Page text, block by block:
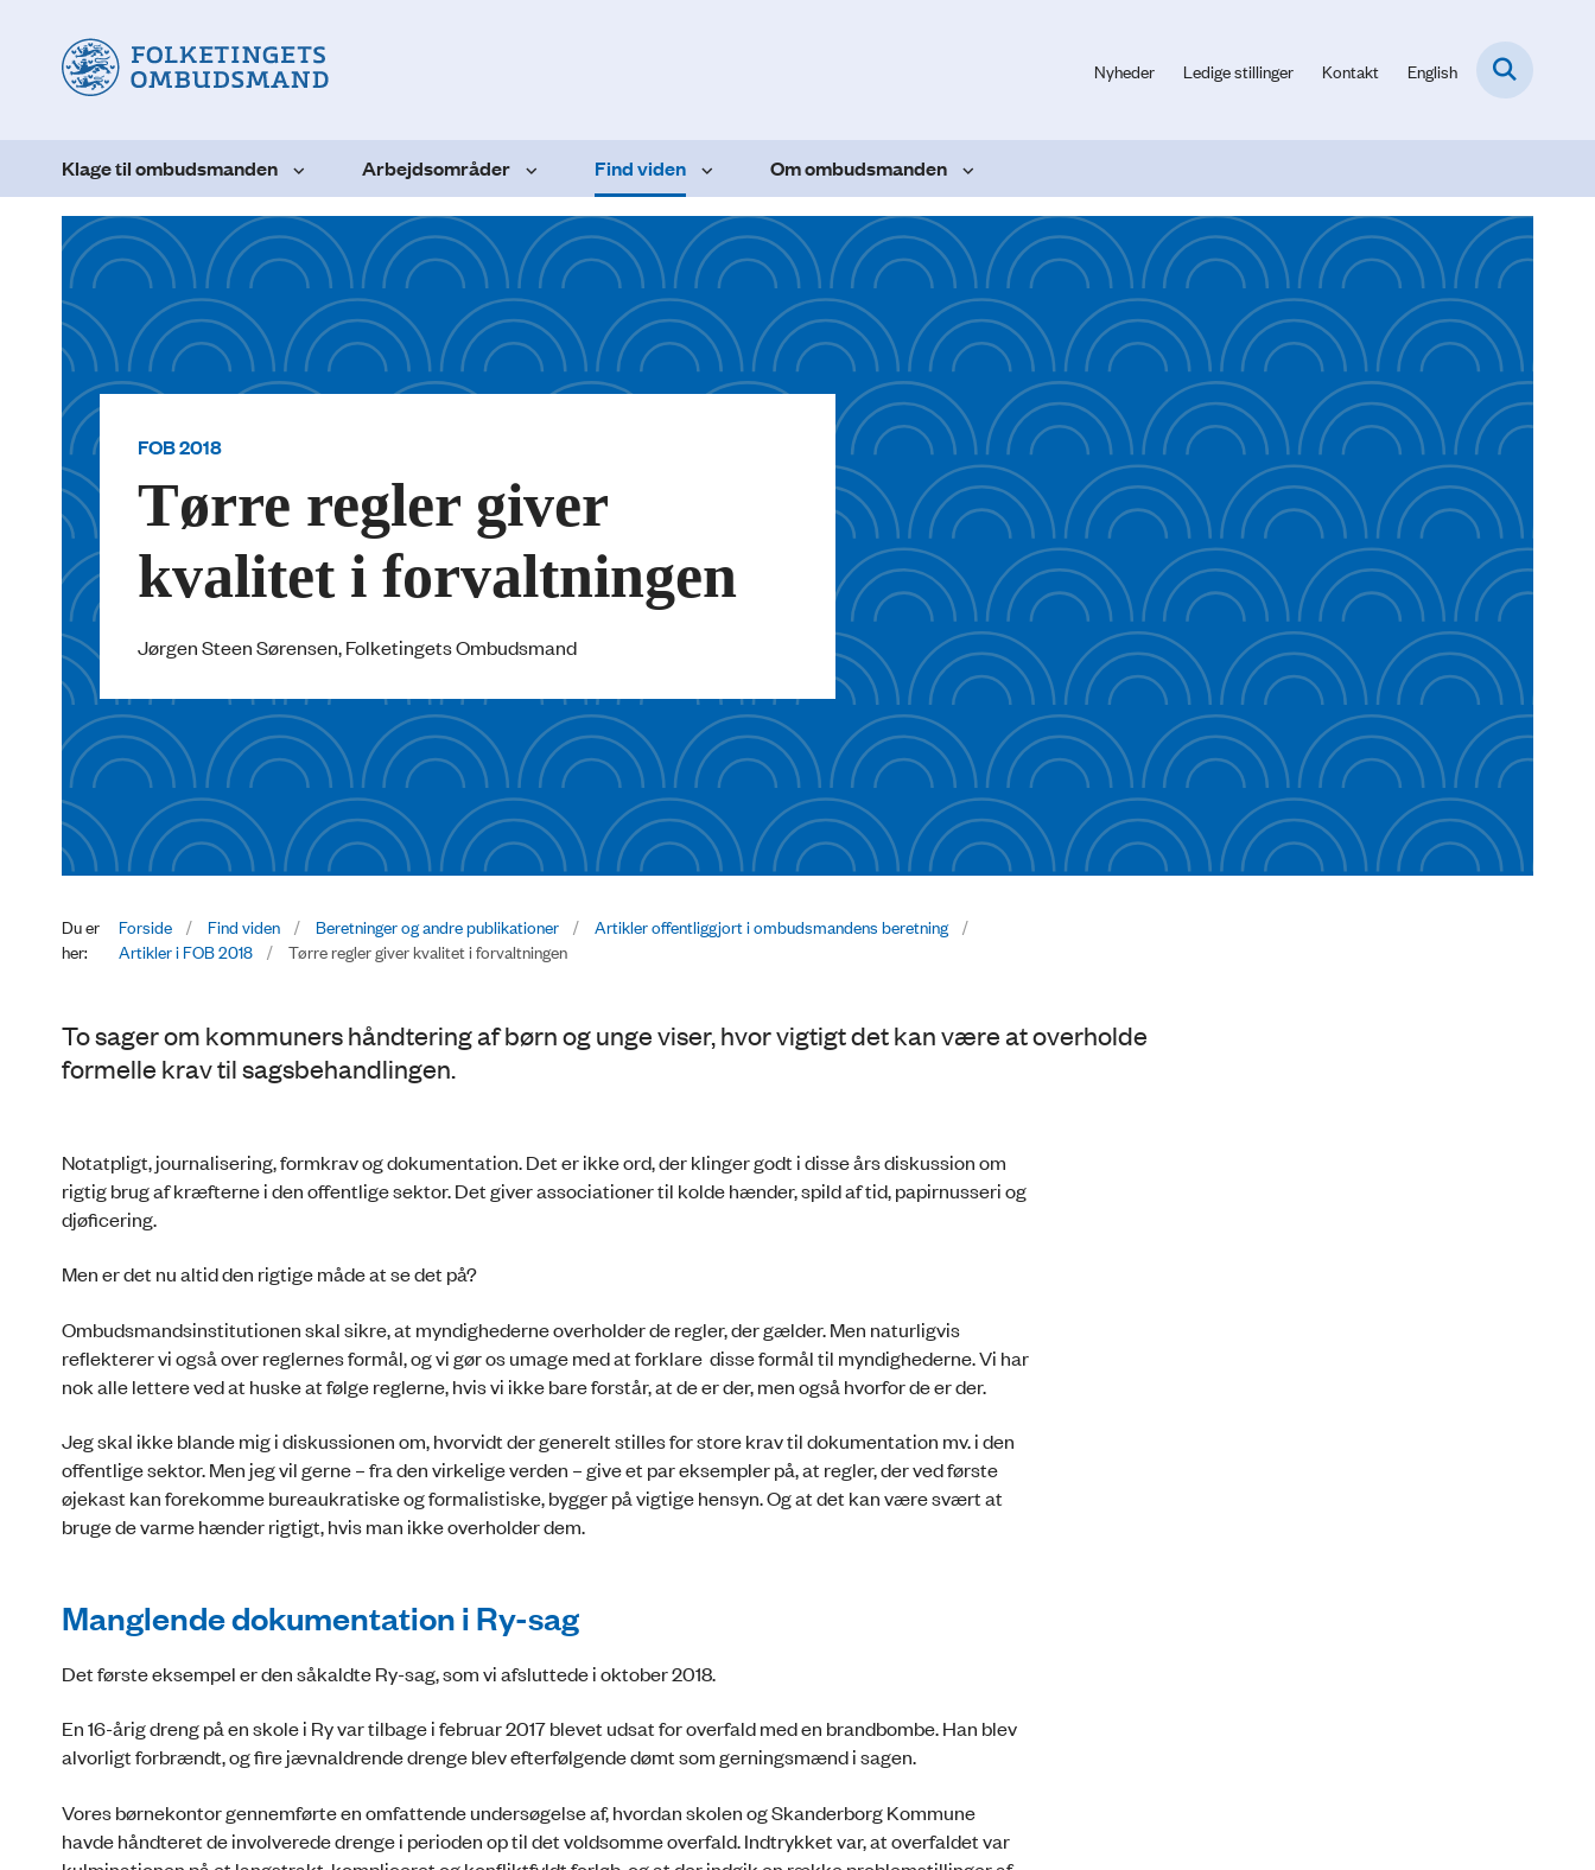
Nyheder Ledige stillinger Kontakt English
Klage til ombudsmanden Arbejdsområder Find viden Om ombudsmanden
FOB 2018
Tørre regler giver
kvalitet i forvaltningen
Jørgen Steen Sørensen, Folketingets Ombudsmand
Du er
her:
Forside Find viden Beretninger og andre publikationer
Artikler offentliggjort i ombudsmandens beretning
Artikler i FOB 2018
Tørre regler giver kvalitet i forvaltningen
To sager om kommuners håndtering af børn og unge viser, hvor vigtigt det kan være at overholde
formelle krav til sagsbehandlingen.
Notatpligt, journalisering, formkrav og dokumentation. Det er ikke ord, der klinger godt i disse års diskussion om
rigtig brug af kræfterne i den offentlige sektor. Det giver associationer til kolde hænder, spild af tid, papirnusseri og
djøficering.
Men er det nu altid den rigtige måde at se det på?
Ombudsmandsinstitutionen skal sikre, at myndighederne overholder de regler, der gælder. Men naturligvis
reflekterer vi også over reglernes formål, og vi gør os umage med at forklare disse formål til myndighederne. Vi har
nok alle lettere ved at huske at følge reglerne, hvis vi ikke bare forstår, at de er der, men også hvorfor de er der.
Jeg skal ikke blande mig i diskussionen om, hvorvidt der generelt stilles for store krav til dokumentation mv. i den
offentlige sektor. Men jeg vil gerne – fra den virkelige verden – give et par eksempler på, at regler, der ved første
øjekast kan forekomme bureaukratiske og formalistiske, bygger på vigtige hensyn. Og at det kan være svært at
bruge de varme hænder rigtigt, hvis man ikke overholder dem.
Manglende dokumentation i Ry-sag
Det første eksempel er den såkaldte Ry-sag, som vi afsluttede i oktober 2018.
En 16-årig dreng på en skole i Ry var tilbage i februar 2017 blevet udsat for overfald med en brandbombe. Han blev
alvorligt forbrændt, og fire jævnaldrende drenge blev efterfølgende dømt som gerningsmænd i sagen.
Vores børnekontor gennemførte en omfattende undersøgelse af, hvordan skolen og Skanderborg Kommune
havde håndteret de involverede drenge i perioden op til det voldsomme overfald. Indtrykket var, at overfaldet var